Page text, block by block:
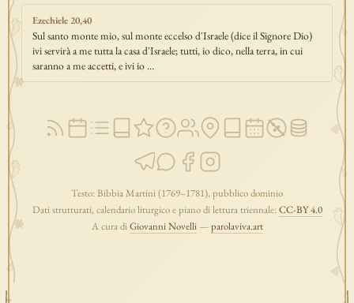
Ezechiele 20,40
Sul santo monte mio, sul monte eccelso d'Israele (dice il Signore Dio)
ivi servirà a me tutta la casa d'Israele; tutti, io dico, nella terra, in cui
saranno a me accetti, e ivi io …
Testo: Bibbia Martini (1769–1781), pubblico dominio
Dati strutturati, calendario liturgico e piano di lettura triennale: CC-BY 4.0
A cura diGiovanni Novelli—parolaviva.art